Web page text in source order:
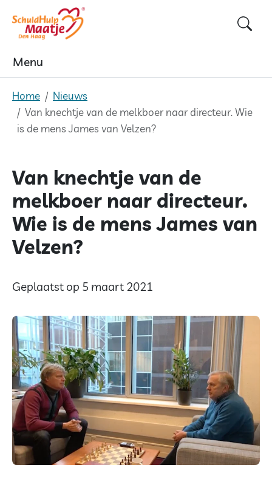
Menu
Home
Nieuws
Van knechtje van de melkboer naar directeur. Wie
is de mens James van Velzen?
Van knechtje van de
melkboer naar directeur.
Wie is de mens James van
Velzen?
Geplaatst op 5 maart 2021